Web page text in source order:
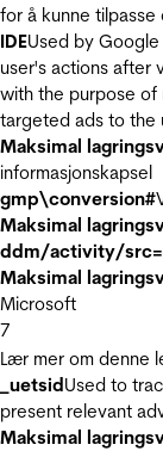
for å kunne
IDEUsed by
user's actions after
with the purpose of
targeted ads to the
Maksimal
informasjonskapsel
gmp\conversion#
Maksimal
ddm/activity/
Maksimal
Microsoft
7
Lær mer om denne
_uetsidUsed to
present relevant
Maksimal